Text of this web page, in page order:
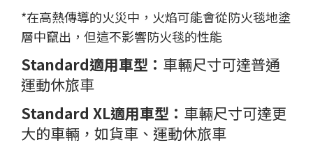
*在高熱傳導的火災中，火焰可能會從防火毯地塗
層中竄出，但這不影響防火毯的性能
Standard適用車型： 車輛尺寸可達普通
運動休旅車
Standard XL適用車型 ： 車輛尺寸可達更
大的車輛，如貨車、運動休旅車